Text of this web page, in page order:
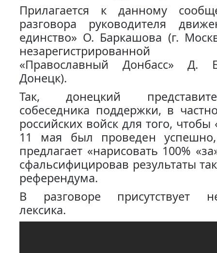
Прилагается к данному
разговора руководителя
единство» О. Баркашова (г.
незарегистрированной
«Православный Донбасс» Д.
Донецк).
Так, донецкий
собеседника поддержки, в
российских войск для того,
11 мая был проведен
предлагает «нарисовать 100%
сфальсифицировав результаты
референдума.
В разговоре присутствует
лексика.